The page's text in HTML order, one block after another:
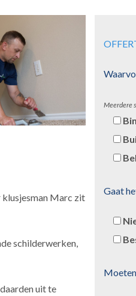
Marc zit
schilderwerken,
uit te
Meerdere
Gaat